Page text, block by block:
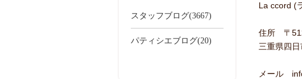
La ccord (
住所 〒
三重県四
メール
スタッフブログ(3667)
パティシエブログ(20)